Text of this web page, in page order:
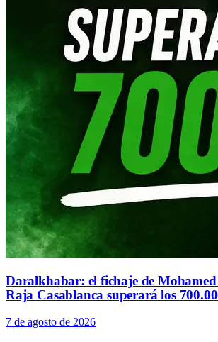
Daralkhabar: el fichaje de
Raja Casablanca superará los
7 de agosto de 2026